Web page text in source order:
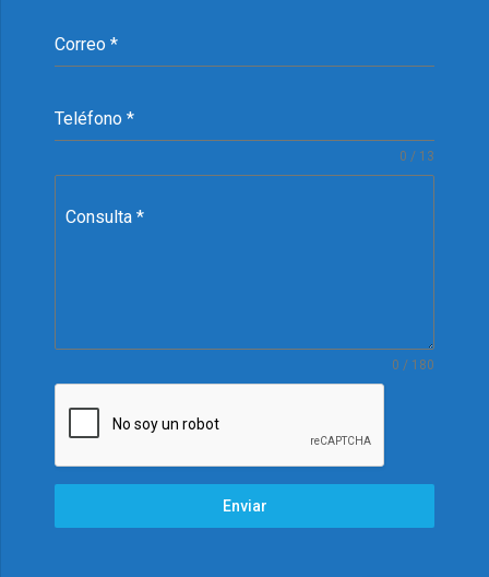
Correo *
Teléfono *
0 / 13
Consulta *
0 / 180
Enviar